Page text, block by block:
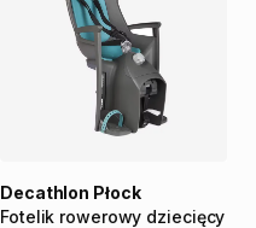
Fotelik rowerowy dziecięcy
Decathlon Płock